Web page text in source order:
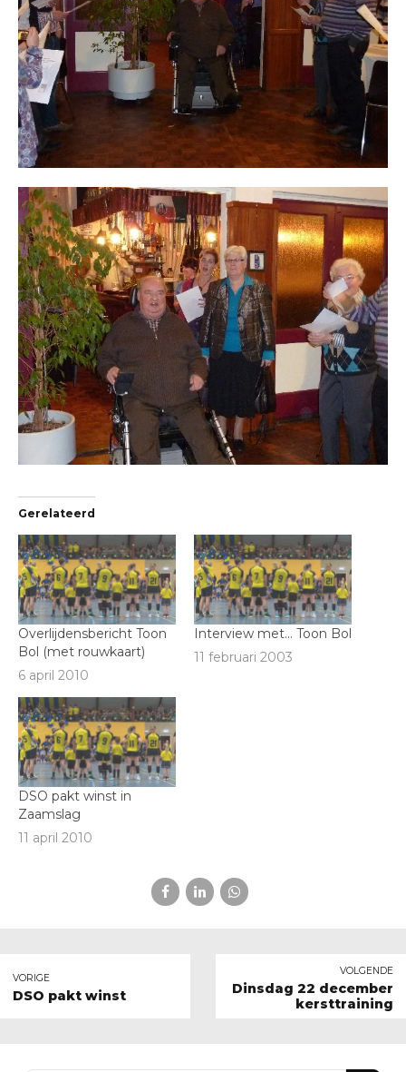
Gerelateerd
Overlijdensbericht Toon
Bol (met rouwkaart)
6 april 2010
Interview met… Toon Bol
11 februari 2003
DSO pakt winst in
Zaamslag
11 april 2010
VORIGE
DSO pakt winst
VOLGENDE
Dinsdag 22 december
kersttraining